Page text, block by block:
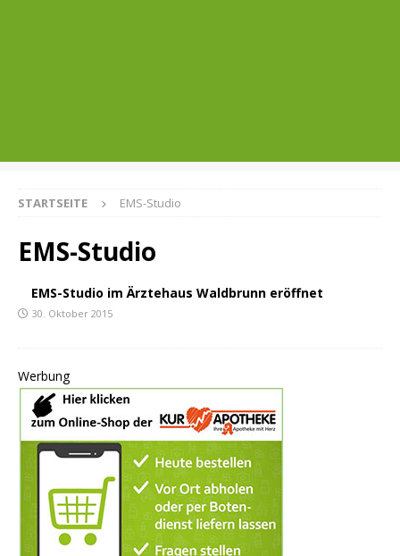
STARTSEITE EMS-Studio
EMS-Studio
EMS-Studio im Ärztehaus Waldbrunn eröffnet
30. Oktober 2015
Werbung